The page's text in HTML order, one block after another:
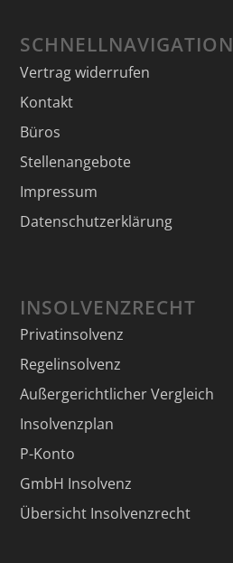
SCHNELLNAVIGATION
Vertrag widerrufen
Kontakt
Büros
Stellenangebote
Impressum
Datenschutzerklärung
INSOLVENZRECHT
Privatinsolvenz
Regelinsolvenz
Außergerichtlicher Vergleich
Insolvenzplan
P-Konto
GmbH Insolvenz
Übersicht Insolvenzrecht